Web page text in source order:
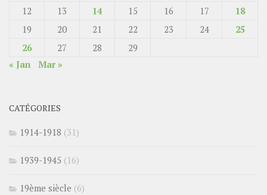
12
13 14 15 16 17
18
19
20 21 22 23 24
25
26
27 28
29
« Jan Mar »
CATÉGORIES
1914-1918 (31)
1939-1945 (16)
19ème siècle (6)